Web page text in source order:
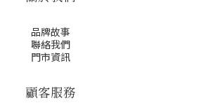
品牌故事
聯絡我們
門市資訊
顧客服務